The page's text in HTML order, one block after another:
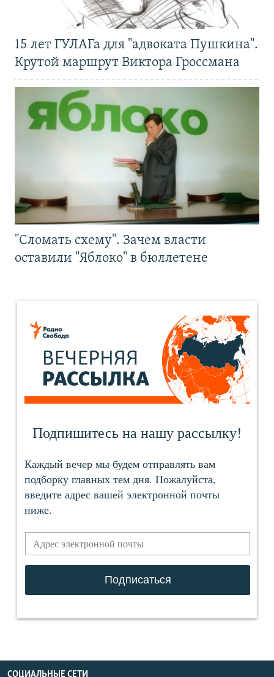
15 лет ГУЛАГа для "адвоката Пушкина".
Крутой маршрут Виктора Гроссмана
"Сломать схему". Зачем власти
оставили "Яблоко" в бюллетене
СОЦИАЛЬНЫЕ СЕТИ